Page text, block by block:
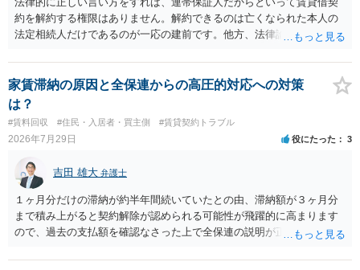
約を解約する権限はありません。解約できるのは亡くなられた本人の
法定相続人だけであるのが一応の建前です。他方、法律論はさてお
する動機づけがなくなります。 今回進められつつある手続はあくまで
も、建物を賃貸人に一日も早く明け渡すための便宜的方法として理解
するのが良いと思います。またその方法で進めた方が、連帯保証人で
あるお知り合いさんにとっても、自身の経済的負担を最小限に食い止
められるため望ましいやり方だといえます。
家賃滞納の原因と全保連からの高圧的対応への対策
は？
#賃料回収 #住民・入居者・買主側 #賃貸契約トラブル
2026年7月29日 役にたった 3
吉田 雄大 弁護士
１ヶ月分だけの滞納が約半年間続いていたとの由、滞納額が３ヶ月分
まで積み上がると契約解除が認められる可能性が飛躍的に高まります
ので、過去の支払額を確認なさった上で全保連の説明が正しければ、
た理由は気になるところですが、中身のある返答は期待できないと思